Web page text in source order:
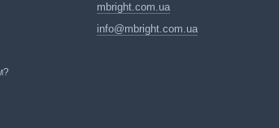
mbright.com.ua
info@mbright.com.ua